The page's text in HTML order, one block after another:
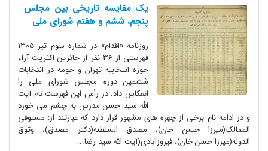
یک مقایسه تاریخی بین مجلس
پنجم، ششم و هفتم شورای ملی
روزنامه «اقدام» در شماره سوم تیر 1305
فهرستی از 36 نفر از حائزین اکثریت آراء
حوزه انتخابیه تهران و حومه در انتخابات
ششمین دوره مجلس شورای ملی را
انعکاس داد. در رأس این فهرست نام آیت
الله سید حسن مدرس به چشم می خورد
و در ادامه نام برخی از چهره های مشهور قرار دارد که عبارتند از: مستوفی
الممالک(میرزا حسن خان)، مصدق السلطنه(دکتر مصدق)، وثوق
الدوله(میرزا حسن خان)، فیروزآبادی(آیت الله سید رضا...